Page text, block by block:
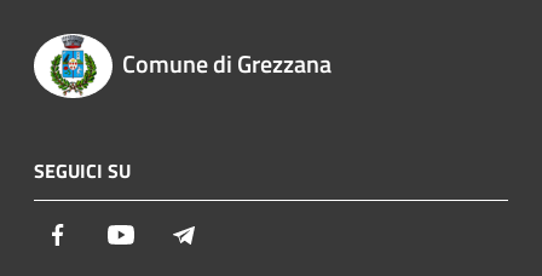
Comune di Grezzana
SEGUICI SU
Facebook Youtube